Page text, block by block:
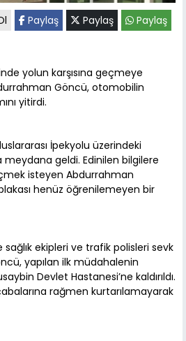
Paylaş Paylaş Paylaş
yolun karşısına geçmeye
Göncü, otomobilin
yitirdi.
İpekyolu üzerindeki
meydana geldi. Edinilen bilgilere
isteyen Abdurrahman
henüz öğrenilemeyen bir
ekipleri ve trafik polisleri sevk
yapılan ilk müdahalenin
Devlet Hastanesi’ne kaldırıldı.
rağmen kurtarılamayarak